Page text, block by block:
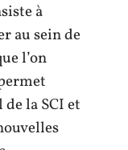
à
au sein de
l’on
la SCI et